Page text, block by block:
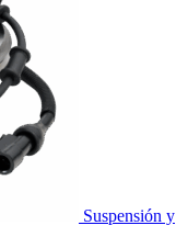
Suspensión y